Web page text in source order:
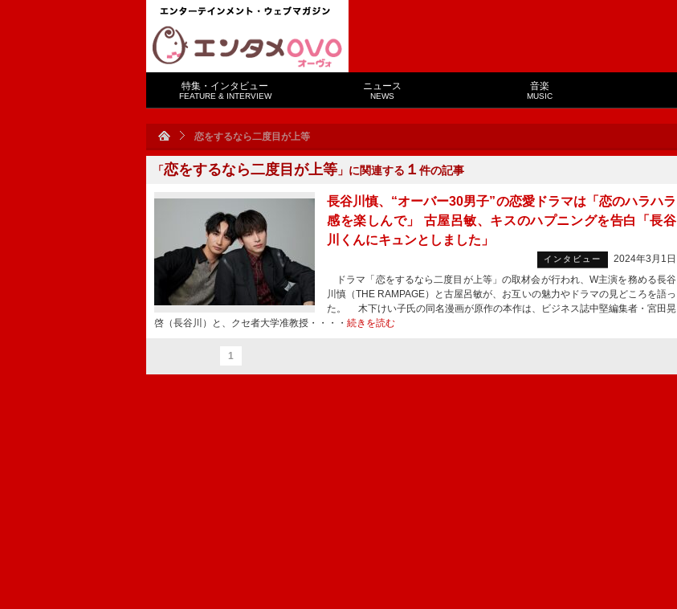
特集・インタビュー
FEATURE & INTERVIEW
ニュース
NEWS
音楽
MUSIC
恋をするなら二度目が上等
「恋をするなら二度目が上等 」に関連する １ 件の記事
長谷川慎、“オーバー30男子”の恋愛ドラマは「恋のハラハラ
感を楽しんで」 古屋呂敏、キスのハプニングを告白「長谷
川くんにキュンとしました」
インタビュー
2024年3月1日
ドラマ「恋をするなら二度目が上等」の取材会が行われ、W主演を務める長谷
川慎（THE RAMPAGE）と古屋呂敏が、お互いの魅力やドラマの見どころを語っ
た。 木下けい子氏の同名漫画が原作の本作は、ビジネス誌中堅編集者・宮田晃
啓（長谷川）と、クセ者大学准教授・・・・ 続きを読む
1